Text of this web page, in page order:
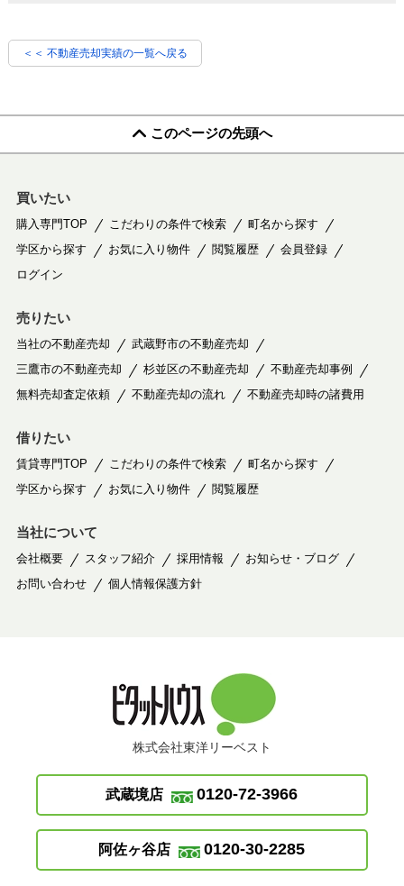
＜＜ 不動産売却実績の一覧へ戻る
このページの先頭へ
買いたい
購入専門TOP こだわりの条件で検索
町名から探す
学区から探す
お気に入り物件 閲覧履歴
会員登録
ログイン
売りたい
当社の不動産売却
武蔵野市の不動産売却
三鷹市の不動産売却
杉並区の不動産売却
不動産売却事例
無料売却査定依頼
不動産売却の流れ 不動産売却時の諸費用
借りたい
賃貸専門TOP こだわりの条件で検索
町名から探す
学区から探す
お気に入り物件 閲覧履歴
当社について
会社概要 スタッフ紹介 採用情報
お知らせ・ブログ
お問い合わせ
個人情報保護方針
株式会社東洋リーベスト
武蔵境店 0120-72-3966
阿佐ヶ谷店 0120-30-2285